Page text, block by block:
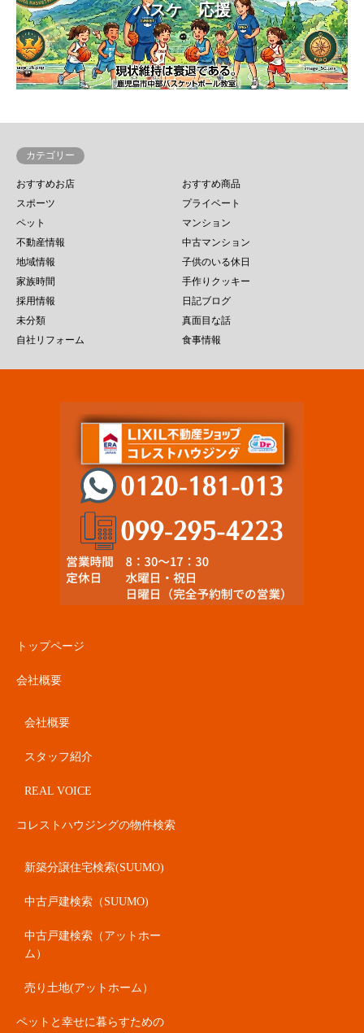
バスケ 応援
カテゴリー
おすすめお店
おすすめ商品
スポーツ
プライベート
ペット
マンション
不動産情報
中古マンション
地域情報
子供のいる休日
家族時間
手作りクッキー
採用情報
日記ブログ
未分類
真面目な話
自社リフォーム
食事情報
トップページ
会社概要
会社概要
スタッフ紹介
REAL VOICE
コレストハウジングの物件検索
新築分譲住宅検索(SUUMO)
中古戸建検索（SUUMO)
中古戸建検索（アットホー
ム）
売り土地(アットホーム）
ペットと幸せに暮らすための